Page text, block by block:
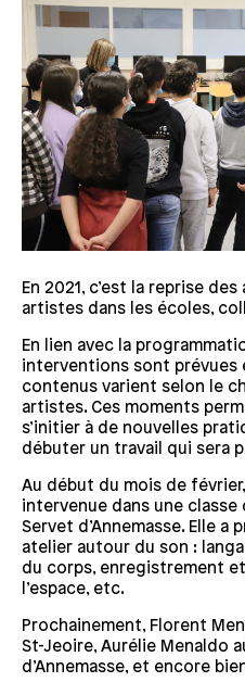
En 2021, c’est la reprise
artistes dans les écoles,
En lien avec la
interventions sont prévues
contenus varient selon le
artistes. Ces moments
s’initier à de nouvelles
débuter un travail qui sera
Au début du mois de
intervenue dans une classe
Servet d’Annemasse. Elle a
atelier autour du son :
du corps, enregistrement
l’espace, etc.
Prochainement, Florent
St-Jeoire, Aurélie Menaldo
d’Annemasse, et encore